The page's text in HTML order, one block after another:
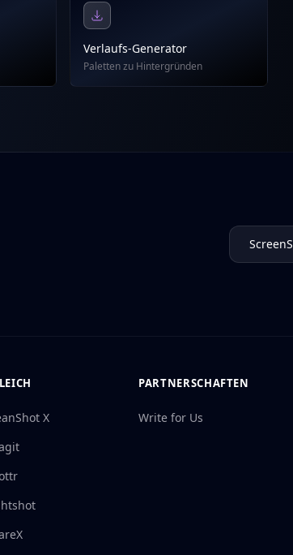
Verlaufs-Generator
Paletten zu Hintergründen
X
PARTNERSCHAFTEN
Write for Us